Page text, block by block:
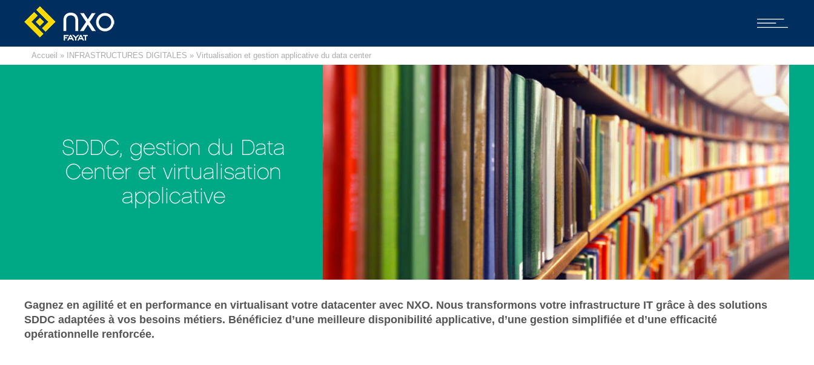
Accueil » INFRASTRUCTURES DIGITALES » Virtualisation et gestion applicative du data center
SDDC, gestion du Data
Center et virtualisation
applicative
Gagnez en agilité et en performance en virtualisant votre datacenter avec NXO. Nous transformons votre infrastructure IT grâce à des solutions
SDDC adaptées à vos besoins métiers. Bénéficiez d’une meilleure disponibilité applicative, d’une gestion simplifiée et d’une efficacité
opérationnelle renforcée.